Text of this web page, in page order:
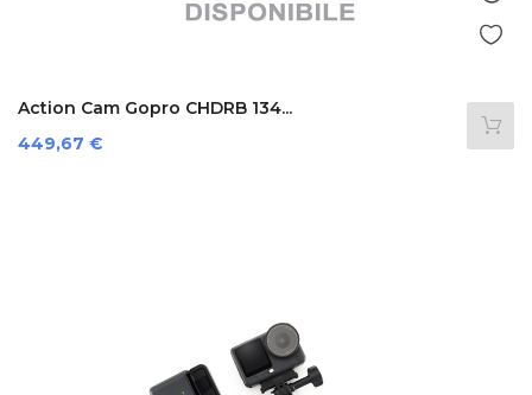
Action Cam Gopro CHDRB 134...
Prezzo
449,67 €